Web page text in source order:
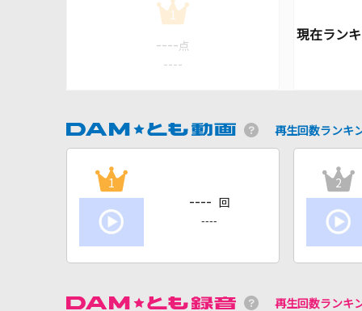
1
---- 点
----
再生回数ランキ
1
---- 回
----
2
再生回数ランキ